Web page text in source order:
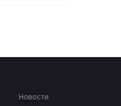
Новости